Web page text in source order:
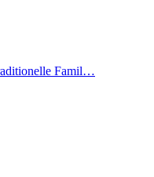
Famil…